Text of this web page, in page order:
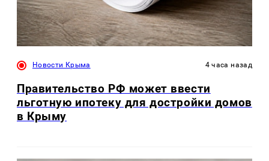
Новости Крыма 4 часа назад
Правительство РФ может ввести
льготную ипотеку для достройки домов
в Крыму